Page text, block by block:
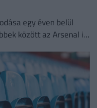
egy éven belül
között az Arsenal is